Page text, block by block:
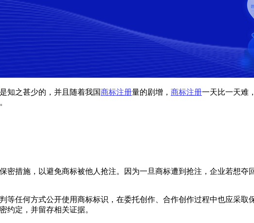
是知之甚少的，并且随着我国商标注册量的剧增， 商标注册一天比一天难
措施，以避免商标被他人抢注。因为一旦商标遭到抢注，企业若想夺
任何方式公开使用商标标识，在委托创作、合作创作过程中也应采取
约定，并留存相关证据。